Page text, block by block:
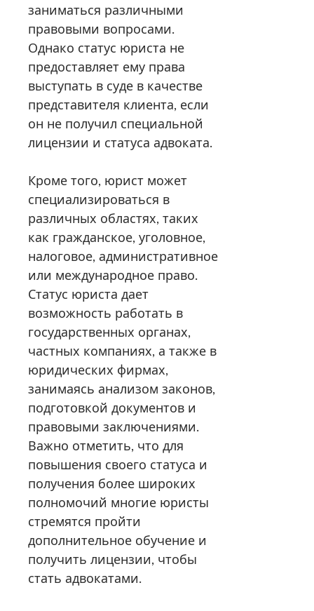
заниматься различными
правовыми вопросами.
Однако статус юриста не
предоставляет ему права
выступать в суде в качестве
представителя клиента, если
он не получил специальной
лицензии и статуса адвоката.
Кроме того, юрист может
специализироваться в
различных областях, таких
как гражданское, уголовное,
налоговое, административное
или международное право.
Статус юриста дает
возможность работать в
государственных органах,
частных компаниях, а также в
юридических фирмах,
занимаясь анализом законов,
подготовкой документов и
правовыми заключениями.
Важно отметить, что для
повышения своего статуса и
получения более широких
полномочий многие юристы
стремятся пройти
дополнительное обучение и
получить лицензии, чтобы
стать адвокатами.